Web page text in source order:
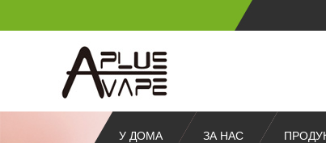
У ДОМА ЗА НАС